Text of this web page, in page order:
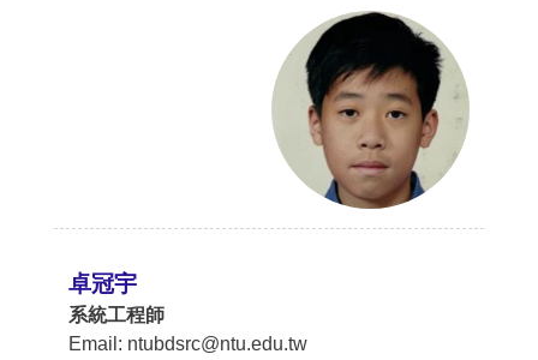
卓冠宇
系統工程師
Email: ntubdsrc@ntu.edu.tw